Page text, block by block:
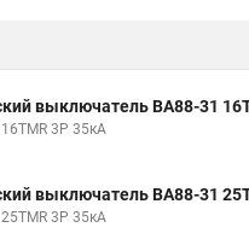
выключатель ВА88-31
3P 35кА
выключатель ВА88-31
3P 35кА